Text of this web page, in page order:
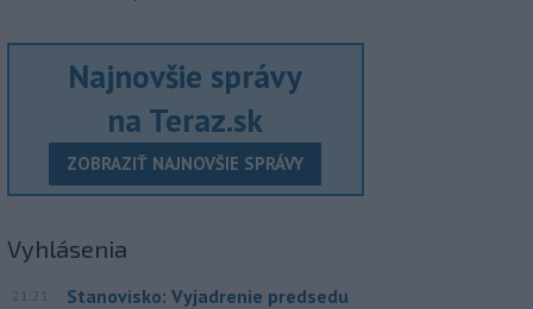
Najnovšie správy
na Teraz.sk
ZOBRAZIŤ NAJNOVŠIE SPRÁVY
Vyhlásenia
21:21
Stanovisko: Vyjadrenie predsedu